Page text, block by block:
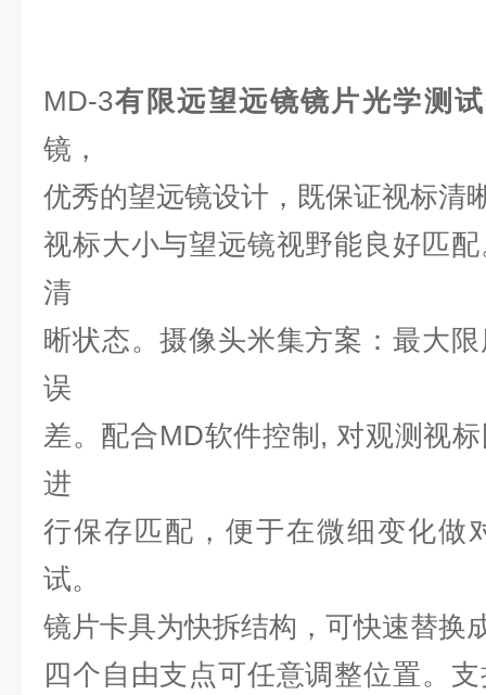
MD-3有限远望远镜镜片光学测
镜，
优秀的望远镜设计，既保证视标清
视标大小与望远镜视野能良好匹
清
晰状态。摄像头米集方案：最大
误
差。配合MD软件控制, 对观测视
进
行保存匹配，便于在微细变化做
试。
镜片卡具为快拆结构，可快速替换
四个自由支点可任意调整位置。